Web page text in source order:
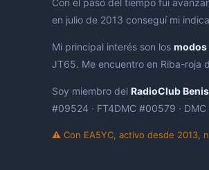
Con el paso del tiempo fui
en julio de 2013 conseguí mi
Mi principal interés son los
JT65. Me encuentro en Riba-roja
Soy miembro del RadioClub
#09524 · FT4DMC #00579 ·
⚠ Con EA5YC, activo desde 2013,